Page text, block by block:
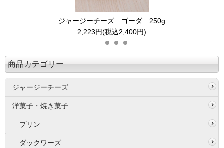
ジャージーチーズ ゴーダ 250g
2,223円(税込2,400円)
商品カテゴリー
ジャージーチーズ
洋菓子・焼き菓子
プリン
ダックワーズ